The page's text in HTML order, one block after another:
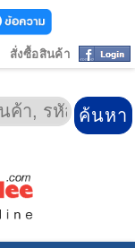
สั่งซื้อสินค้า